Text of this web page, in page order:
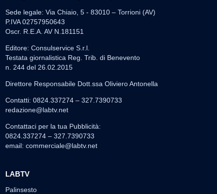
Sede legale: Via Chiaio, 5 - 83010 – Torrioni (AV)
P.IVA 02757950643
Oscr. R.E.A. AV N.181151
Editore: Consulservice S.r.l.
Testata giornalistica Reg. Trib. di Benevento
n. 244 del 26.02.2015
Direttore Responsabile Dott.ssa Oliviero Antonella
Contatti: 0824.337274 – 327.7390733
redazione@labtv.net
Contattaci per la tua Pubblicità:
0824.337274 – 327.7390733
email: commerciale@labtv.net
LABTV
Palinsesto